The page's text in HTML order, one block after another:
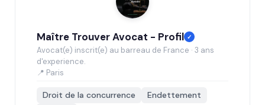
Maître Trouver Avocat - Profil ✓
Avocat(e) inscrit(e) au barreau de France · 3 ans
d'experience.
📍 Paris
Droit de la concurrence
Endettement